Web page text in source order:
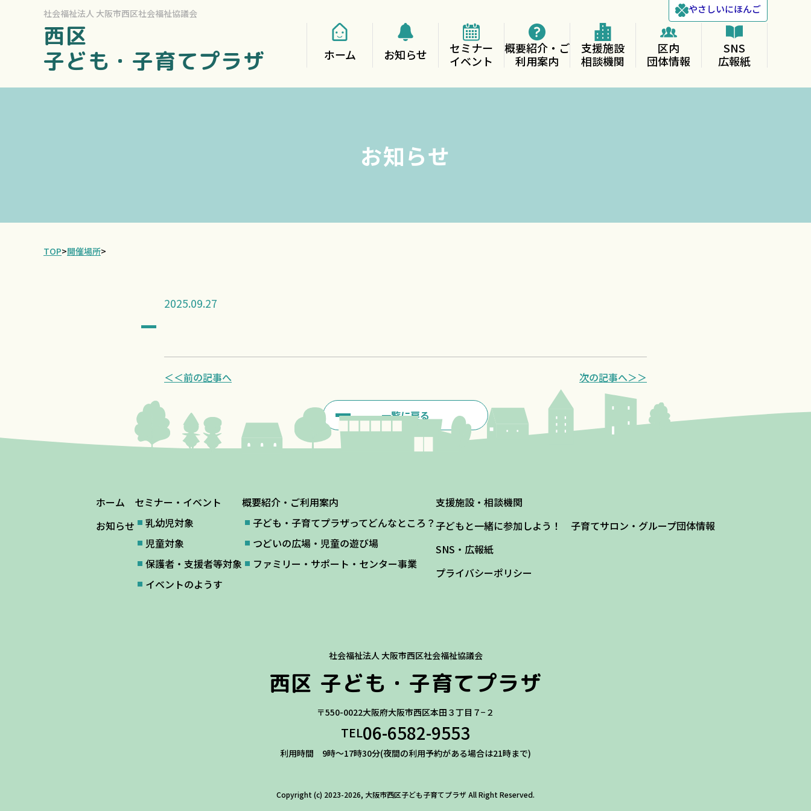
社会福祉法人 大阪市西区社会福祉協議会
西区
子ども・子育てプラザ
やさしいにほんご
ホーム お知らせ
セミナー
イベント
概要紹介・ご
利用案内
支援施設
相談機関
区内
団体情報
SNS
広報紙
お知らせ
TOP>開催場所>
2025.09.27
＜＜前の記事へ
一覧に戻る
次の記事へ＞＞
ホーム
お知らせ
セミナー・イベント
乳幼児対象
児童対象
保護者・支援者等対象
イベントのようす
概要紹介・ご利用案内
子ども・子育てプラザってどんなところ？
つどいの広場・児童の遊び場
ファミリー・サポート・センター事業
支援施設・相談機関
子どもと一緒に参加しよう！ 子育てサロン・グループ団体情報
SNS・広報紙
プライバシーポリシー
社会福祉法人 大阪市西区社会福祉協議会
西区 子ども・子育てプラザ
〒550-0022大阪府大阪市西区本田３丁目７−２
TEL06-6582-9553
利用時間 9時～17時30分(夜間の利用予約がある場合は21時まで)
Copyright (c) 2023-2026, 大阪市西区子ども子育てプラザ All Right Reserved.